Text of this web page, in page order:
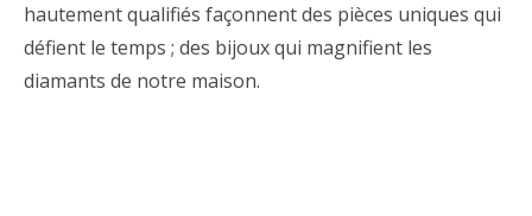
hautement qualifiés façonnent des pièces uniques qui
défient le temps ; des bijoux qui magnifient les
diamants de notre maison.